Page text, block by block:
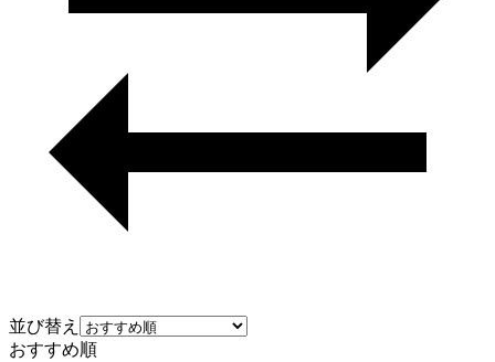
並び替え
おすすめ順